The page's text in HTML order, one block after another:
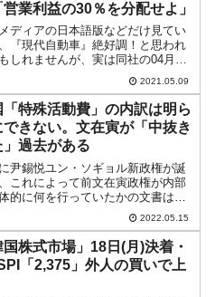
営業利益の30％を分配せよ」
ディアの日本語版などだけ見てい
『現代自動車』絶好調！と思われ
しれませんが、実は同社の04月期
売台数は前月比で下がっています。
体不足で販売台数にブレーキ！以下
ください。2021年04月『現代自動
売台数国内...
2021.05.09
「特殊活動費」の内訳は明ら
できない。文在寅が「中抜き
」過去がある
尹錫悦ユン・ソギョル新政権が誕
これによって前文在寅政権が内部
的に何を行っていたかの文書は全
大統領記録館」に移されました。一
な文書は15年後、機密性の高い文書
年後にしか公開されません。先にご
したとおり、文在...
2022.05.15
国株式市場」18日(月)決着・
「2,375」外人の買いで上